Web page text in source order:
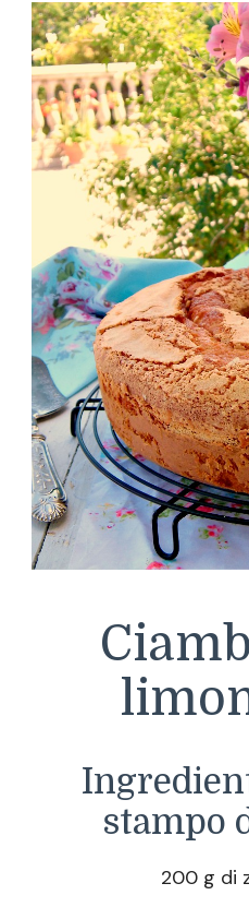
stampo
200 g di